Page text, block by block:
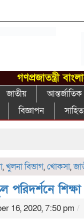
গণপ্রজাতন্ত্রী
জাতীয় আন্তর্জাতিক
বিজ্ঞাপন
,খুলনা বিভাগ,খোকসা,
শিক্ষা
16, 2020, 7:50 pm